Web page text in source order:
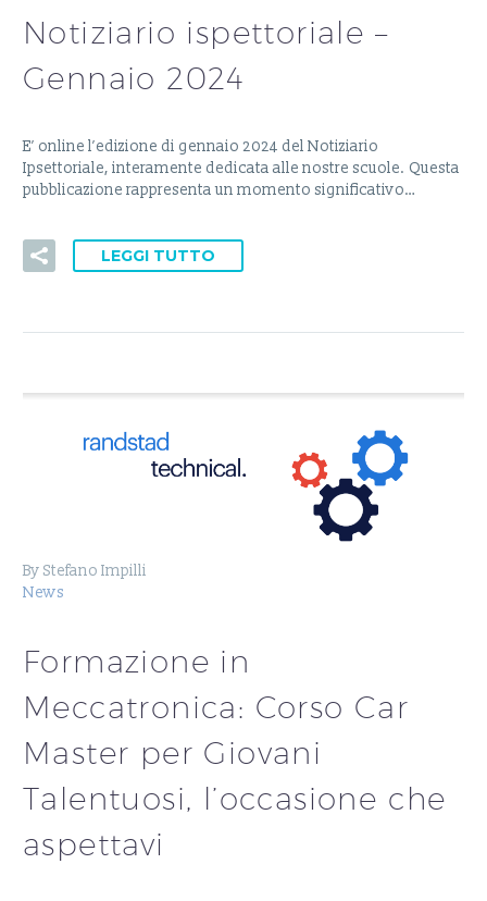
Notiziario ispettoriale –
Gennaio 2024
E’ online l’edizione di gennaio 2024 del Notiziario
Ipsettoriale, interamente dedicata alle nostre scuole. Questa
pubblicazione rappresenta un momento significativo…
LEGGI TUTTO
By Stefano Impilli
News
Formazione in
Meccatronica: Corso Car
Master per Giovani
Talentuosi, l’occasione che
aspettavi